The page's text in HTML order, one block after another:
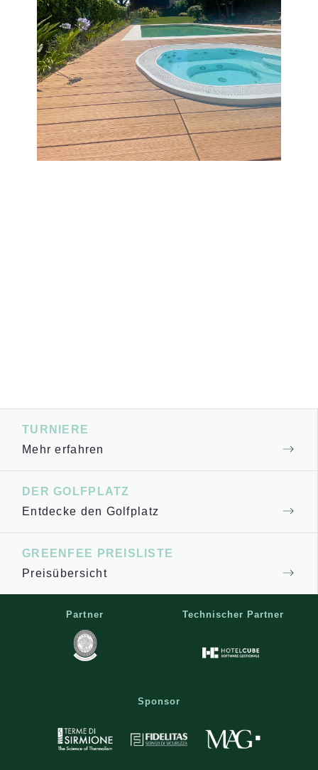
TURNIERE
Mehr erfahren
DER GOLFPLATZ
Entdecke den Golfplatz
GREENFEE PREISLISTE
Preisübersicht
Partner Technischer Partner
Sponsor